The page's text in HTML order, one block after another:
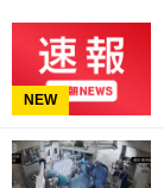
NEW